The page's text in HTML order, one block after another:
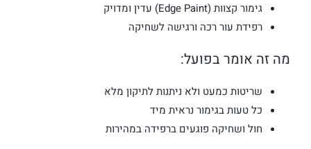
גימור קצוות (Edge Paint) עדין ומדויק
רפידת עור רכה ורגישה לשחיקה
מה זה אומר בפועל:
שריטות כמעט ולא ניתנות לתיקון מלא
כל טעות בגימור נראית מיד
חול ושחיקה פוגעים ברפידה במהירות